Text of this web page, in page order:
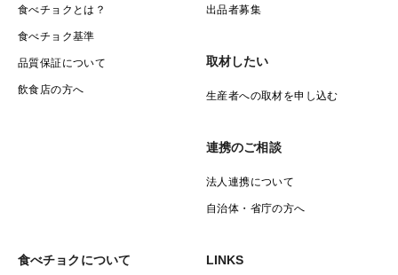
食べチョクとは？
食べチョク基準
品質保証について
飲食店の方へ
出品者募集
取材したい
生産者への取材を申し込む
連携のご相談
法人連携について
自治体・省庁の方へ
食べチョクについて LINKS